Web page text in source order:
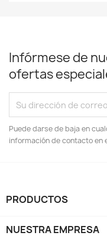
Infórmese de
ofertas
Puede darse de baja en
información de contacto en
PRODUCTOS
NUESTRA EMPRESA